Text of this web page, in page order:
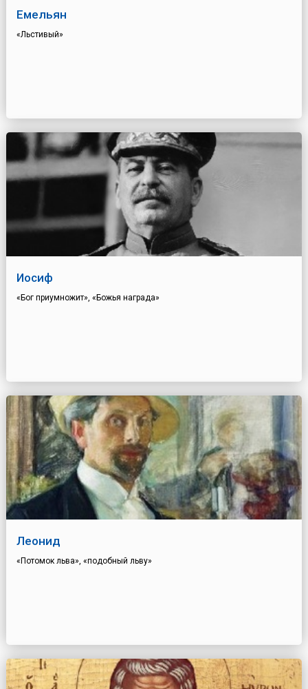
Емельян
«Льстивый»
Иосиф
«Бог приумножит», «Божья награда»
Леонид
«Потомок льва», «подобный льву»